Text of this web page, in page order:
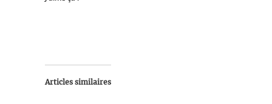
Articles similaires